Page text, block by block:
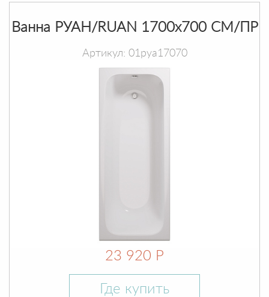
Ванна РУАН/RUAN 1700х700 СМ/ПР
Артикул: 01руа17070
23 920 Р
Где купить